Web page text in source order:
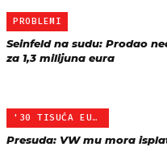
PROBLEMI
Seinfeld na sudu: Prodao
za 1,3 milijuna eura
'30 TISUĆA EURA'
Presuda: VW mu mora